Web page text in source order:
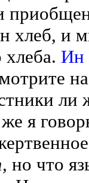
хлеб, и
хлеба. Ин
ли
я
но что